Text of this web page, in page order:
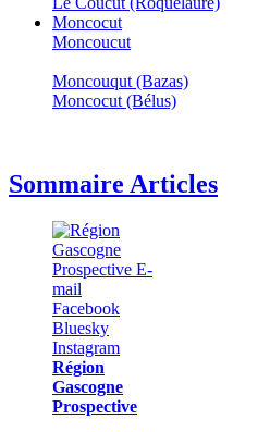
Moncocut
Moncoucut
Moncouqut (Bazas)
Moncocut (Bélus)
Sommaire Articles
Région
Gascogne
Prospective